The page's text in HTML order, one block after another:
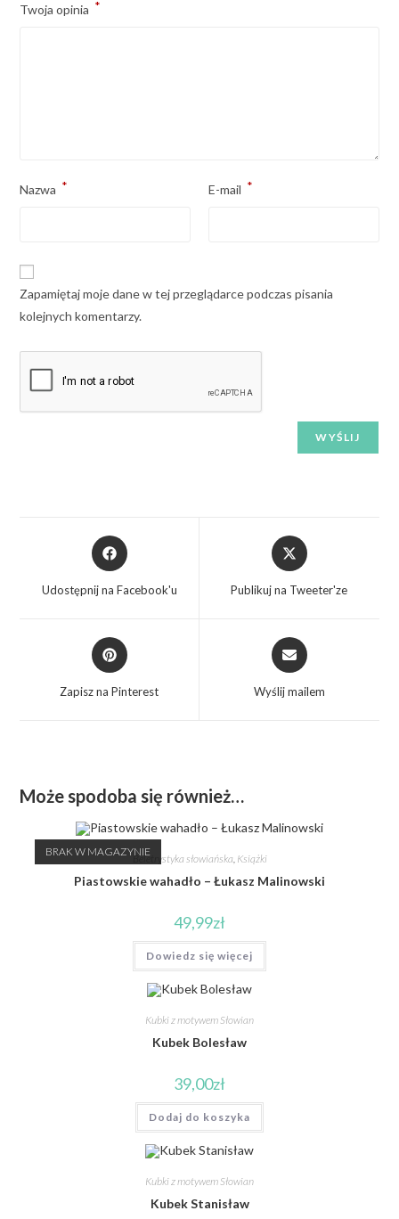
Twoja opinia *
Nazwa * E-mail *
Zapamiętaj moje dane w tej przeglądarce podczas pisania
kolejnych komentarzy.
Udostępnij na Facebook'u Publikuj na Tweeter'ze
Zapisz na Pinterest Wyślij mailem
Może spodoba się również…
BRAK W MAGAZYNIE
Beletrystyka słowiańska, Książki
Piastowskie wahadło – Łukasz Malinowski
49,99zł
Dowiedz się więcej
Kubki z motywem Słowian
Kubek Bolesław
39,00zł
Dodaj do koszyka
Kubki z motywem Słowian
Kubek Stanisław